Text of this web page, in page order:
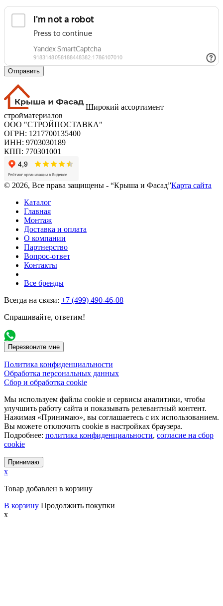
Отправить
Широкий ассортимент
стройматериалов
ООО "СТРОЙПОСТАВКА"
ОГРН: 1217700135400
ИНН: 9703030189
КПП: 770301001
© 2026, Все права защищены - “Крыша и Фасад”Карта сайта
Каталог
Главная
Монтаж
Доставка и оплата
О компании
Партнерство
Вопрос-ответ
Контакты
Все бренды
Всегда на связи: +7 (499) 490-46-08
Спрашивайте, ответим!
Перезвоните мне
Политика конфиденциальности
Обработка персональных данных
Сбор и обработка cookie
Мы используем файлы cookie и сервисы аналитики, чтобы
улучшить работу сайта и показывать релевантный контент.
Нажимая «Принимаю», вы соглашаетесь с их использованием.
Вы можете отключить cookie в настройках браузера.
Подробнее: политика конфиденциальности, согласие на сбор
cookie
Принимаю
x
Товар добавлен в корзину
В корзину Продолжить покупки
x